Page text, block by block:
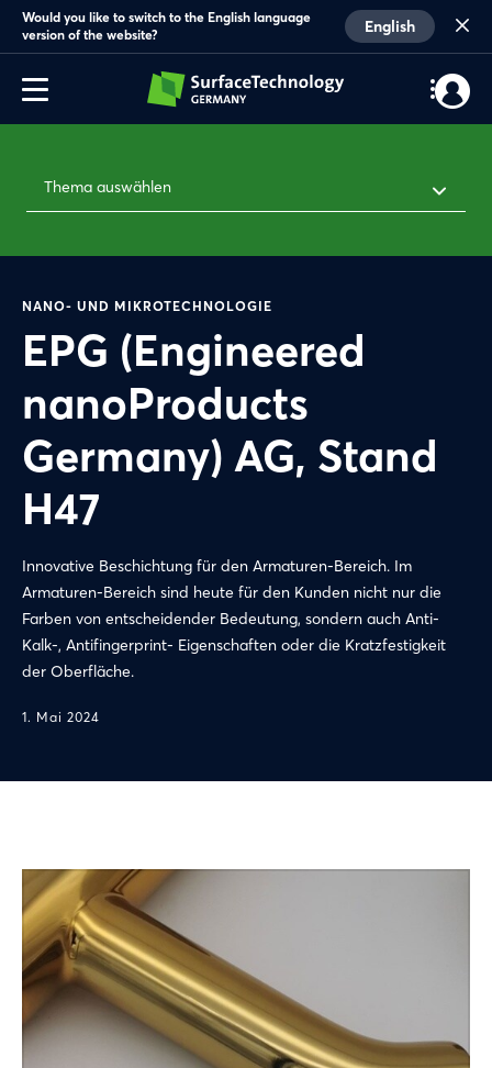
Would you like to switch to the English language
version of the website?
English
Thema auswählen
NANO- UND MIKROTECHNOLOGIE
EPG (Engineered
nanoProducts
Germany) AG, Stand
H47
Innovative Beschichtung für den Armaturen-Bereich. Im
Armaturen-Bereich sind heute für den Kunden nicht nur die
Farben von entscheidender Bedeutung, sondern auch Anti-
Kalk-, Antifingerprint- Eigenschaften oder die Kratzfestigkeit
der Oberfläche.
1. Mai 2024